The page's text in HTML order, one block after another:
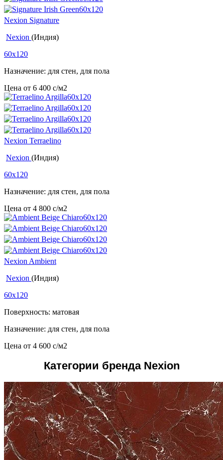
Nexion Signature
Nexion (Индия)
60x120
Назначение: для стен, для пола
Цена от 6 400 c/м2
Nexion Terraelino
Nexion (Индия)
60x120
Назначение: для стен, для пола
Цена от 4 800 c/м2
Nexion Ambient
Nexion (Индия)
60x120
Поверхность: матовая
Назначение: для стен, для пола
Цена от 4 600 c/м2
Категории бренда Nexion